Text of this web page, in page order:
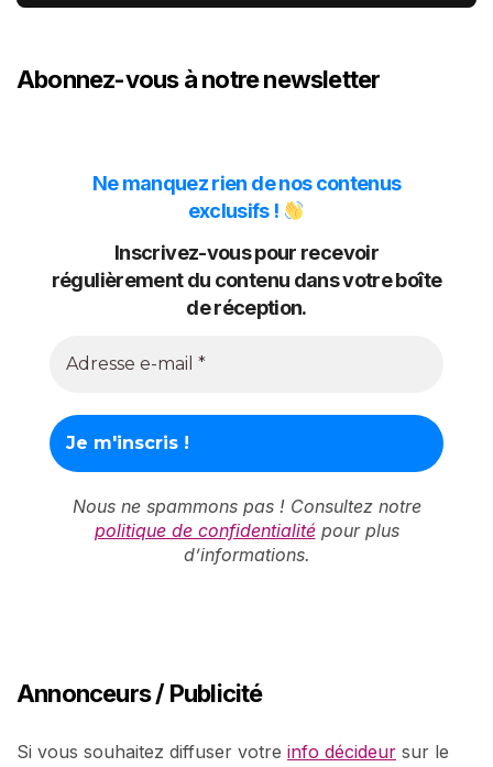
Abonnez-vous à notre newsletter
Ne manquez rien de nos contenus
exclusifs !
Inscrivez-vous pour recevoir
régulièrement du contenu dans votre boîte
de réception.
Nous ne spammons pas ! Consultez notre
politique de confidentialitépour plus
d’informations.
Annonceurs / Publicité
Si vous souhaitez diffuser votre info décideur sur le